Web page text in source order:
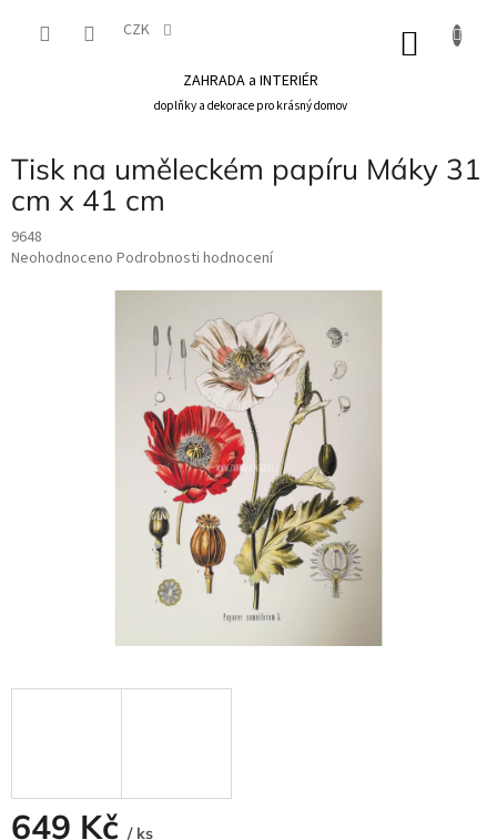
CZK
ZAHRADA a INTERIÉR
doplňky a dekorace pro krásný domov
Tisk na uměleckém papíru Máky 31
cm x 41 cm
9648
Průměrné
Neohodnoceno Podrobnosti hodnocení
649 Kč / ks